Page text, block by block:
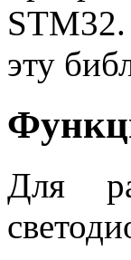
STM32.
эту
Для